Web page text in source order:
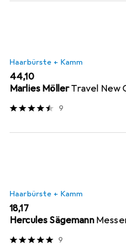
Haarbürste + Kamm
EUR
44,10
Marlies MöllerTravel New
9
Haarbürste + Kamm
EUR
18,17
Hercules Sägemann
9